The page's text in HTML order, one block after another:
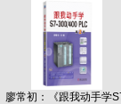
廖常初：《跟我动手学